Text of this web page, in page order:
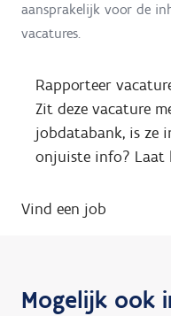
aansprakelijk voor de
vacatures.
Rapporteer
Zit deze vacature
jobdatabank, is ze
onjuiste info? Laat
Vind een job
Mogelijk ook